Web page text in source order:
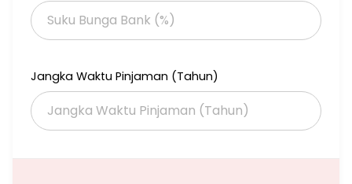
Jual Rumah Sidoarjo, Jual Rumah Sidoarjo Kota, Jual Rumah
Sidoarjo Murah, Jual Rumah Sidoarjo OLX, Jual Rumah Sidoarjo
Rumah Murah di Sidoarjo Facebook, Jual Rumah Murah
Kahuripan Nirwana Sidoarjo, Rumah Dijual Cepat Sidoarjo Kota
Jangka Waktu Pinjaman (Tahun)